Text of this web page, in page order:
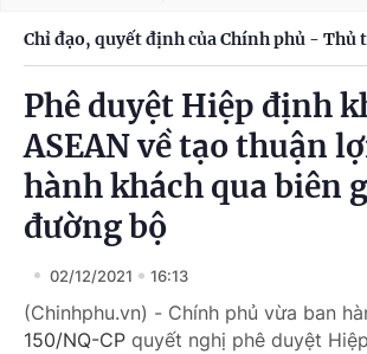
Chỉ đạo, quyết định của Chính phủ - Thủ
Phê duyệt Hiệp định
ASEAN về tạo thuận
hành khách qua biên
đường bộ
02/12/2021 16:13
(Chinhphu.vn) - Chính phủ vừa ban
150/NQ-CP quyết nghị phê duyệt